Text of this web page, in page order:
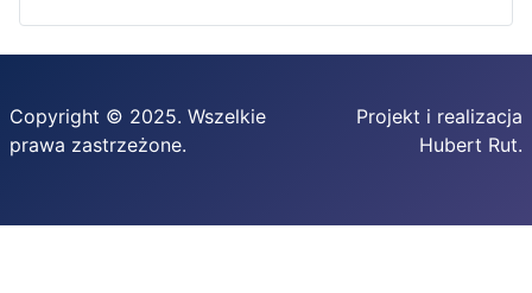
Copyright © 2025. Wszelkie
prawa zastrzeżone.
Projekt i realizacja
Hubert Rut.